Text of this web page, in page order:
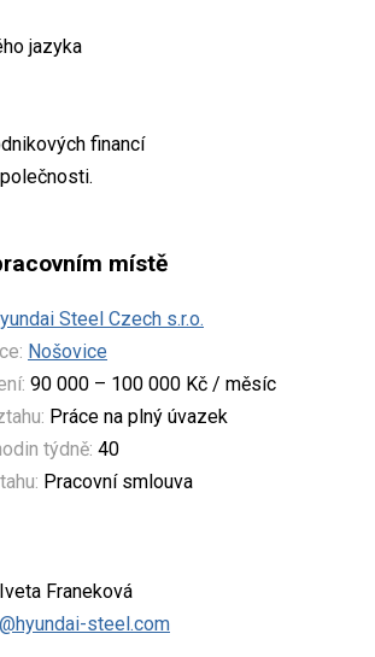
jazyka
financí
místě
Steel Czech s.r.o.
Nošovice
90 000 – 100 000 Kč / měsíc
Práce na plný úvazek
týdně: 40
Pracovní smlouva
Iveta Franeková
steel.com